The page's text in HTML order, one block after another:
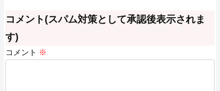
コメント(スパム対策として承認後表示されま
す)
コメント ※